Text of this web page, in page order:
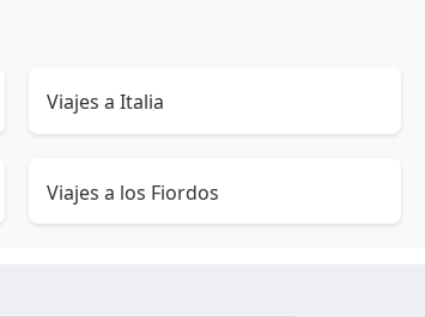
Viajes a Italia
Viajes a los Fiordos